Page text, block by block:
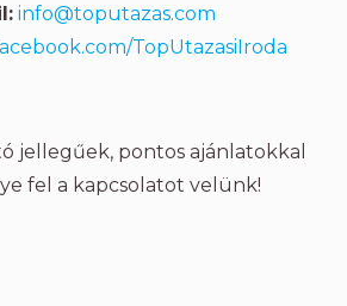
info@toputazas.com
TopUtazasiIroda
jellegűek, pontos ajánlatokkal
fel a kapcsolatot velünk!